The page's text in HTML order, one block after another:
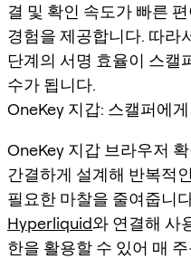
결 및 확인 속도가 빠른
경험을 제공합니다. 따라
단계의 서명 효율이 스캘
수가 됩니다.
OneKey 지갑: 스캘퍼에
OneKey 지갑 브라우저
간결하게 설계해 반복적
필요한 마찰을 줄여줍니
Hyperliquid와 연결해 사
한을 활용할 수 있어 매